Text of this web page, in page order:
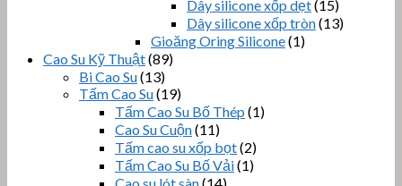
Dây silicone xốp dẹt(15)
Dây silicone xốp tròn(13)
Gioăng Oring Silicone(1)
Cao Su Kỹ Thuật(89)
Bi Cao Su(13)
Tấm Cao Su(19)
Tấm Cao Su Bố Thép (1)
Cao Su Cuộn(11)
Tấm cao su xốp bọt(2)
Tấm Cao Su Bố Vải(1)